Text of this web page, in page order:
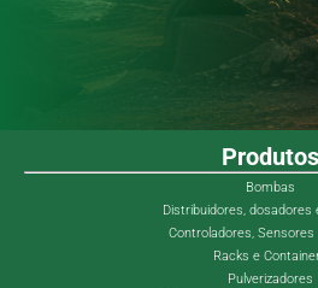
Produtos
Bombas
Distribuidores, dosadores
Controladores, Sensores
Racks e
Pulverizadores